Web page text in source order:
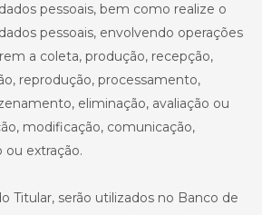
pessoais, bem como realize o
pessoais, envolvendo operações
a coleta, produção, recepção,
reprodução, processamento,
eliminação, avaliação ou
modificação, comunicação,
ou extração.
Titular, serão utilizados no Banco de